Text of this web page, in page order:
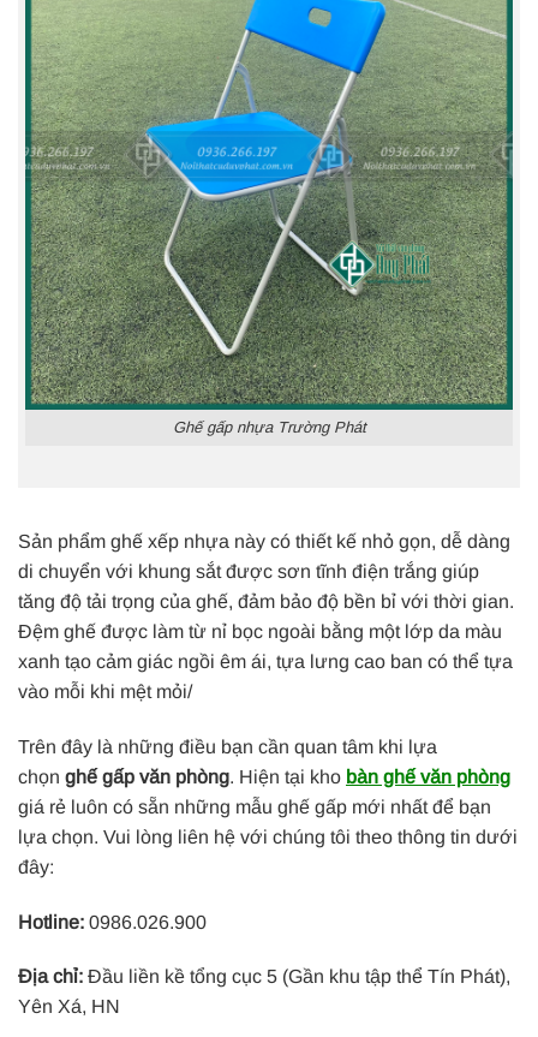
Ghế gấp nhựa Trường Phát
Sản phẩm ghế xếp nhựa này có thiết kế nhỏ gọn, dễ dàng
di chuyển với khung sắt được sơn tĩnh điện trắng giúp
tăng độ tải trọng của ghế, đảm bảo độ bền bỉ với thời gian.
Đệm ghế được làm từ nỉ bọc ngoài bằng một lớp da màu
xanh tạo cảm giác ngồi êm ái, tựa lưng cao ban có thể tựa
vào mỗi khi mệt mỏi/
Trên đây là những điều bạn cần quan tâm khi lựa
chọn ghế gấp văn phòng. Hiện tại kho bàn ghế văn phòng
giá rẻ luôn có sẵn những mẫu ghế gấp mới nhất để bạn
lựa chọn. Vui lòng liên hệ với chúng tôi theo thông tin dưới
đây:
Hotline: 0986.026.900
Địa chỉ: Đầu liền kề tổng cục 5 (Gần khu tập thể Tín Phát),
Yên Xá, HN